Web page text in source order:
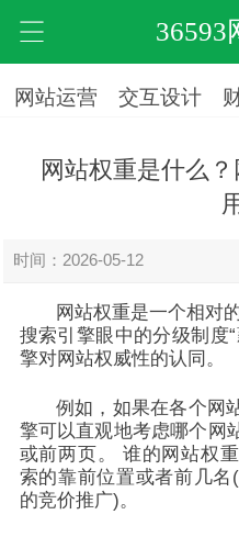
36593
网站运营 交互设计
网站权重是什么
时间：2026-05-12
网站权重是一个相对
搜索引擎眼中的分级制度
擎对网站权威性的认同。
例如，如果在各个网
擎可以直观地考虑哪个网
或前两页。 谁的网站权
索的靠前位置或者前几
的竞价推广)。